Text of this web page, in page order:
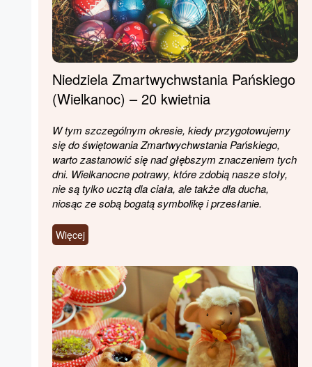
Niedziela Zmartwychwstania Pańskiego
(Wielkanoc) – 20 kwietnia
W tym szczególnym okresie, kiedy przygotowujemy
się do świętowania Zmartwychwstania Pańskiego,
warto zastanowić się nad głębszym znaczeniem tych
dni. Wielkanocne potrawy, które zdobią nasze stoły,
nie są tylko ucztą dla ciała, ale także dla ducha,
niosąc ze sobą bogatą symbolikę i przesłanie.
Więcej